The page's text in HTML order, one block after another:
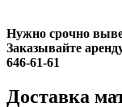
Нужно срочно
Заказывайте
646-61-61
Доставка